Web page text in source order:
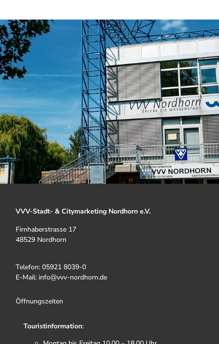
VVV-Stadt- & Citymarketing Nordhorn e.V.
Firnhaberstrasse 17
48529 Nordhorn
Telefon: 05921 8039-0
E-Mail: info@vvv-nordhorn.de
Öffnungszeiten
Touristinformation: